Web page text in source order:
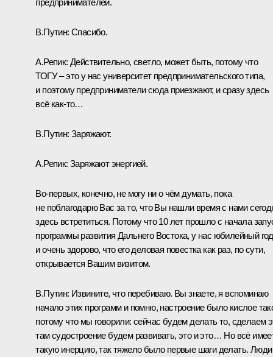
В.Путин: Спасибо.
А.Репик: Действительно, светло, может быть, потому что
ТОГУ – это у нас университет предпринимательского типа,
и поэтому предприниматели сюда приезжают, и сразу здесь
всё как-то…
В.Путин: Заряжают.
А.Репик: Заряжают энергией.
Во-первых, конечно, не могу ни о чём думать, пока
не поблагодарю Вас за то, что Вы нашли время с нами
здесь встретиться. Потому что 10 лет прошло с начала
программы развития Дальнего Востока, у нас юбилейный
и очень здорово, что его деловая повестка как раз, по сути,
открывается Вашим визитом.
В.Путин: Извините, что перебиваю. Вы знаете, я вспоминаю
начало этих программ и помню, настроение было кислое
потому что мы говорили: сейчас будем делать то, сделаем
там судостроение будем развивать, это и это… Но всё
такую инерцию, так тяжело было первые шаги делать. Люди